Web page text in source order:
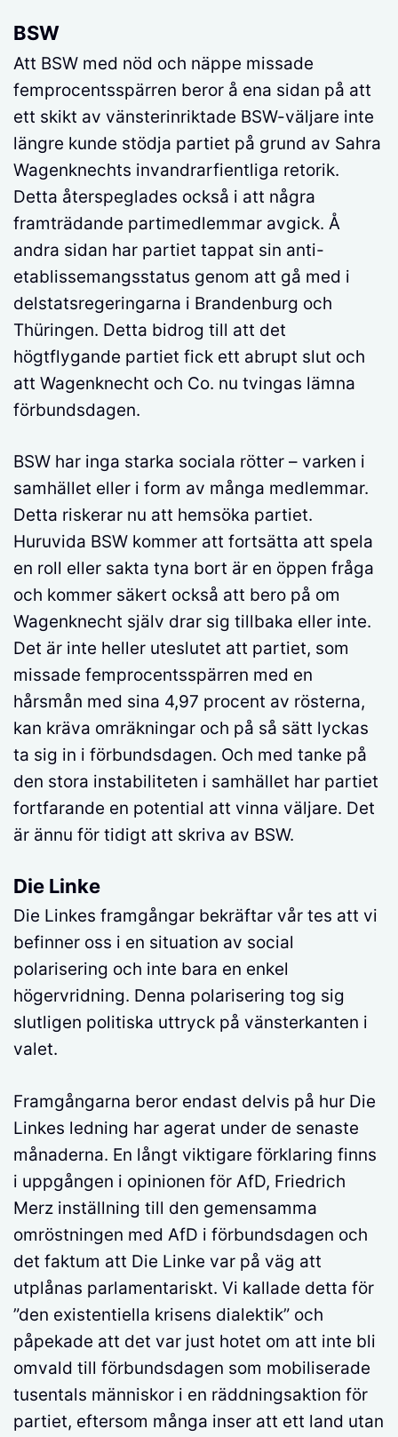
BSW
Att BSW med nöd och näppe missade
femprocentsspärren beror å ena sidan på att
ett skikt av vänsterinriktade BSW-väljare inte
längre kunde stödja partiet på grund av Sahra
Wagenknechts invandrarfientliga retorik.
Detta återspeglades också i att några
framträdande partimedlemmar avgick. Å
andra sidan har partiet tappat sin anti-
etablissemangsstatus genom att gå med i
delstatsregeringarna i Brandenburg och
Thüringen. Detta bidrog till att det
högtflygande partiet fick ett abrupt slut och
att Wagenknecht och Co. nu tvingas lämna
förbundsdagen.
BSW har inga starka sociala rötter – varken i
samhället eller i form av många medlemmar.
Detta riskerar nu att hemsöka partiet.
Huruvida BSW kommer att fortsätta att spela
en roll eller sakta tyna bort är en öppen fråga
och kommer säkert också att bero på om
Wagenknecht själv drar sig tillbaka eller inte.
Det är inte heller uteslutet att partiet, som
missade femprocentsspärren med en
hårsmån med sina 4,97 procent av rösterna,
kan kräva omräkningar och på så sätt lyckas
ta sig in i förbundsdagen. Och med tanke på
den stora instabiliteten i samhället har partiet
fortfarande en potential att vinna väljare. Det
är ännu för tidigt att skriva av BSW.
Die Linke
Die Linkes framgångar bekräftar vår tes att vi
befinner oss i en situation av social
polarisering och inte bara en enkel
högervridning. Denna polarisering tog sig
slutligen politiska uttryck på vänsterkanten i
valet.
Framgångarna beror endast delvis på hur Die
Linkes ledning har agerat under de senaste
månaderna. En långt viktigare förklaring finns
i uppgången i opinionen för AfD, Friedrich
Merz inställning till den gemensamma
omröstningen med AfD i förbundsdagen och
det faktum att Die Linke var på väg att
utplånas parlamentariskt. Vi kallade detta för
”den existentiella krisens dialektik” och
påpekade att det var just hotet om att inte bli
omvald till förbundsdagen som mobiliserade
tusentals människor i en räddningsaktion för
partiet, eftersom många inser att ett land utan